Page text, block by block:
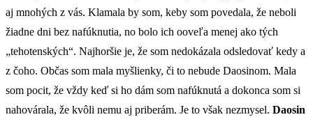
aj mnohých z vás. Klamala by som, keby som povedala, že neboli
žiadne dni bez nafúknutia, no bolo ich ooveľa menej ako tých
„tehotenských“. Najhoršie je, že som nedokázala odsledovať kedy a
z čoho. Občas som mala myšlienky, či to nebude Daosinom. Mala
som pocit, že vždy keď si ho dám som nafúknutá a dokonca som si
nahovárala, že kvôli nemu aj priberám. Je to však nezmysel. Daosin